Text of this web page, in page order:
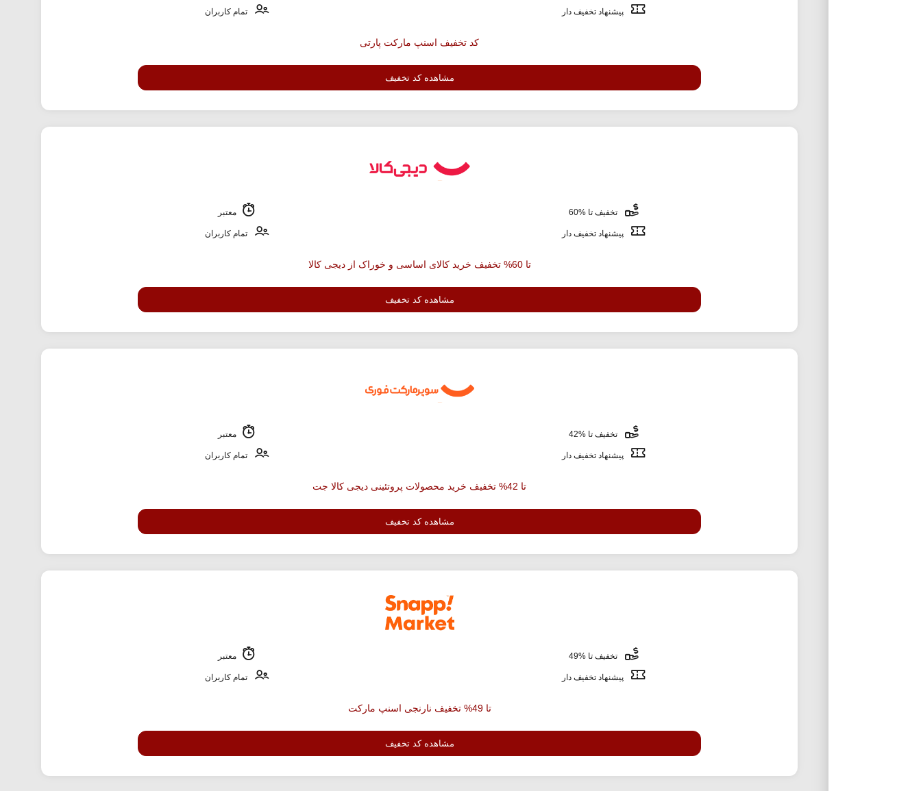
پیشنهاد تخفیف دار تمام کاربران
کد تخفیف اسنپ مارکت پارتی
مشاهده کد تخفیف
تخفیف تا %60 معتبر
پیشنهاد تخفیف دار تمام کاربران
تا 60% تخفیف خرید کالای اساسی و خوراک از دیجی کالا
مشاهده کد تخفیف
تخفیف تا %42 معتبر
پیشنهاد تخفیف دار تمام کاربران
تا 42% تخفیف خرید محصولات پروتئینی دیجی کالا جت
مشاهده کد تخفیف
تخفیف تا %49 معتبر
پیشنهاد تخفیف دار تمام کاربران
تا 49% تخفیف نارنجی اسنپ مارکت
مشاهده کد تخفیف